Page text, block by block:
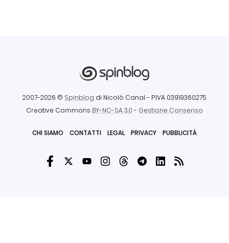
2007-2026 © Spinblog di Nicolò Canal - P.IVA 03919360275
Creative Commons BY-NC-SA 3.0- Gestione Consenso
CHI SIAMO CONTATTI LEGAL PRIVACY PUBBLICITÀ